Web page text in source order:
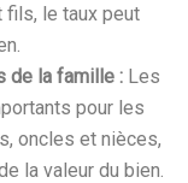
fils, le taux peut
de la famille : Les
pour les
oncles et nièces,
la valeur du bien.